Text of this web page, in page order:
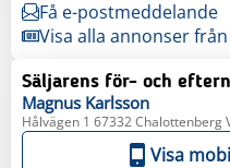
Få e-postmeddelande
Visa alla annonser
Säljarens för- och
Magnus Karlsson
Hålvägen 1 67332 Chalottenberg
Visa